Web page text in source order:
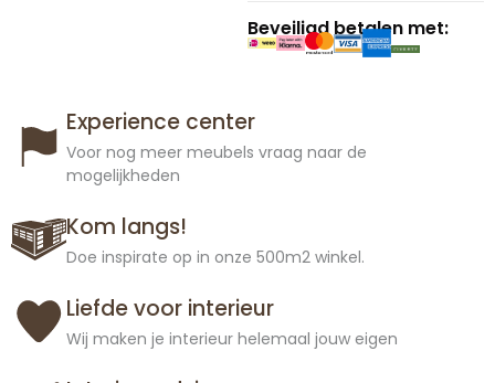
Beveiligd betalen met:
Experience center
Voor nog meer meubels vraag naar de
mogelijkheden
Kom langs!
Doe inspirate op in onze 500m2 winkel.
Liefde voor interieur
Wij maken je interieur helemaal jouw eigen